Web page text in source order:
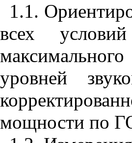
1.1.
всех
уровней
мощности по